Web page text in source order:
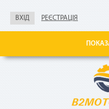
ВХІД РЕЄСТРАЦІЯ